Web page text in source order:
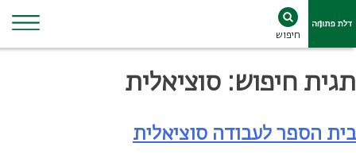
Skip
to
חיפוש
תגית חיפוש: סוציאלית
בית הספר לעבודה סוציאלית